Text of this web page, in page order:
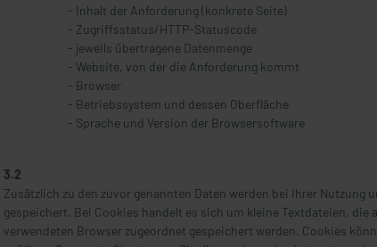
- Inhalt der Anforderung (konkrete Seite)
- Zugriffsstatus/HTTP-Statuscode
- jeweils übertragene Datenmenge
- Website, von der die Anforderung kommt
- Browser
- Betriebssystem und dessen Oberfläche
- Sprache und Version der Browsersoftware
3.2
Zusätzlich zu den zuvor genannten Daten werden bei Ihrer Nutzung
gespeichert. Bei Cookies handelt es sich um kleine Textdateien, die
verwendeten Browser zugeordnet gespeichert werden. Cookies